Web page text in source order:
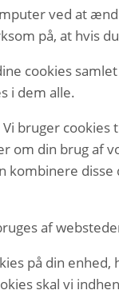
ved at
på, at hvis
cookies
i dem alle.
bruger
om din brug af
kombinere
af
på din
skal vi